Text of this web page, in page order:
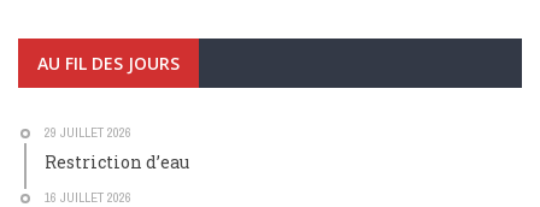
AU FIL DES JOURS
29 JUILLET 2026
Restriction d’eau
16 JUILLET 2026